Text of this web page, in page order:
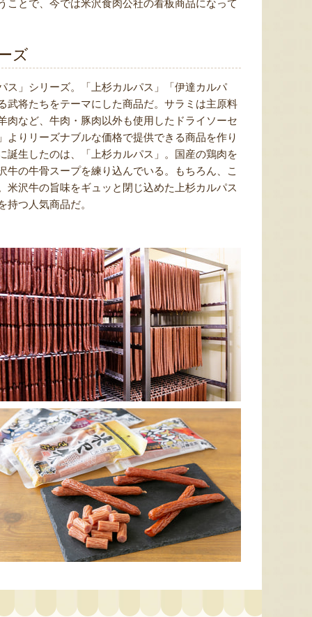
とで、今では米沢食肉公社の看板商品になって
ズ
ス」シリーズ。「上杉カルパス」「伊達カルパ
武将たちをテーマにした商品だ。サラミは主原料
など、牛肉・豚肉以外も使用したドライソーセ
りリーズナブルな価格で提供できる商品を作り
生したのは、「上杉カルパス」。国産の鶏肉を
の牛骨スープを練り込んでいる。もちろん、こ
沢牛の旨味をギュッと閉じ込めた上杉カルパス
つ人気商品だ。